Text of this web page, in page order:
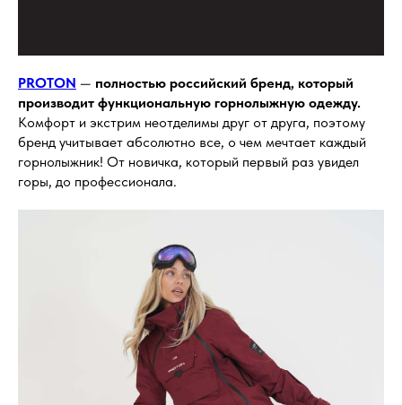
PROTON — полностью российский бренд, который
производит функциональную горнолыжную одежду.
Комфорт и экстрим неотделимы друг от друга, поэтому
бренд учитывает абсолютно все, о чем мечтает каждый
горнолыжник! От новичка, который первый раз увидел
горы, до профессионала.